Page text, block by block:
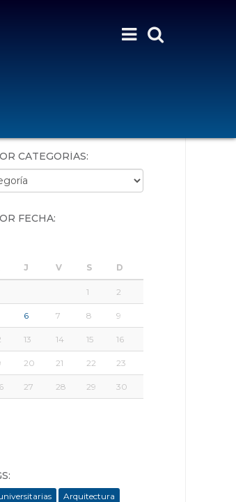
CATEGORÍAS:
FECHA:
J V S D
1 2
6 7 8 9
13 14 15 16
20 21 22 23
27 28 29 30
Arquitectura